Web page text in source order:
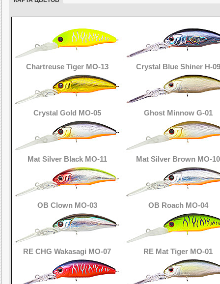
Chartreuse Tiger MO-13 Crystal Blue Shiner H-09
Crystal Gold MO-05 Ghost Minnow G-01
Mat Silver Black MO-11 Mat Silver Brown MO-10
OB Clown MO-03 OB Roach MO-04
RE CHG Wakasagi MO-07 RE Mat Tiger MO-01